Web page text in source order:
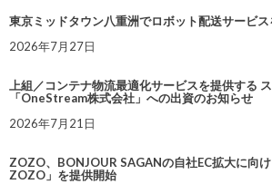
東京ミッドタウン八重洲でロボット配送サービ
2026年7月27日
上組／コンテナ物流最適化サービスを提供する
「OneStream株式会社」への出資のお知らせ
2026年7月21日
ZOZO、BONJOUR SAGANの自社EC拡大に向
ZOZO」を提供開始